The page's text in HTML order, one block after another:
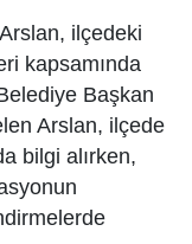
ilçedeki
kapsamında
Başkan
Arslan, ilçede
bilgi alırken,